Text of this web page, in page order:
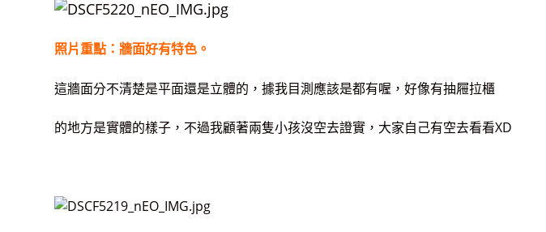
照片重點：牆面好有特色。
這牆面分不清楚是平面還是立體的，據我目測應該是都有喔，好像有抽屜拉櫃
的地方是實體的樣子，不過我顧著兩隻小孩沒空去證實，大家自己有空去看看XD